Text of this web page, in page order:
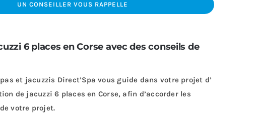
UN CONSEILLER VOUS RAPPELLE
6 places en Corse avec des conseils de
et jacuzzis Direct’Spa vous guide dans votre projet d’
de jacuzzi 6 places en Corse, afin d’accorder les
votre projet.